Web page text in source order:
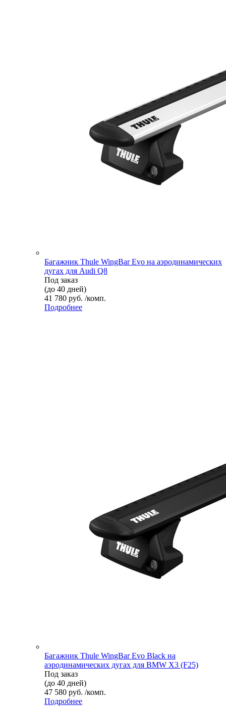
Багажник Thule WingBar Evo на аэродинамических
дугах для Audi Q8
Под заказ
(до 40 дней)
41 780 руб. /комп.
Подробнее
Багажник Thule WingBar Evo Black на
аэродинамических дугах для BMW X3 (F25)
Под заказ
(до 40 дней)
47 580 руб. /комп.
Подробнее